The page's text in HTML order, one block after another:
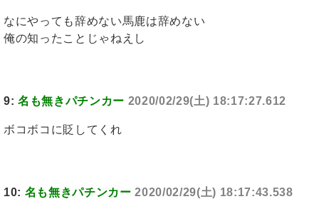
なにやっても辞めない馬鹿は辞めない
俺の知ったことじゃねえし
9: 名も無きパチンカー 2020/02/29(土) 18:17:27.612
ボコボコに貶してくれ
10: 名も無きパチンカー 2020/02/29(土) 18:17:43.538